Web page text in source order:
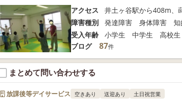
アクセス
井土ヶ谷駅から408m、
障害種別
発達障害 身体障害 知
受入年齢
小学生 中学生 高校生
ブログ
87件
まとめて問い合わせする
放課後等デイサービス 空きあり 送迎あり 土日祝営業